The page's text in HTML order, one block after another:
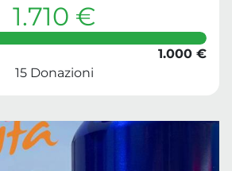
1.710 €
1.000 €
15 Donazioni